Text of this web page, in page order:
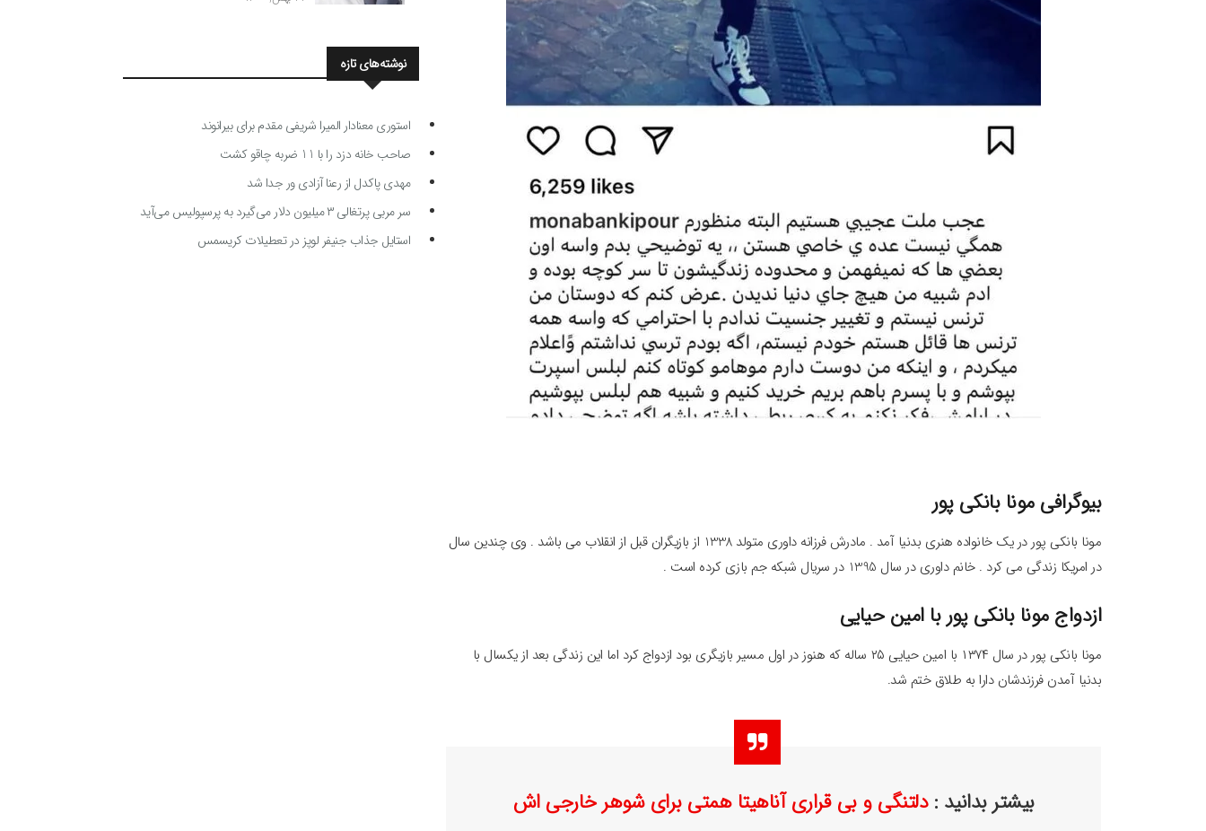
بیوگرافی مونا بانکی پور
مونا بانکی پور در یک خانواده هنری بدنیا آمد . مادرش فرزانه داوری متولد 1338 از بازیگران قبل از انقلاب می باشد . وی چندین سال
در امریکا زندگی می کرد . خانم داوری در سال 1395 در سریال شبکه جم بازی کرده است .
ازدواج مونا بانکی پور با امین حیایی
مونا بانکی پور در سال ۱۳۷۴ با امین حیایی ۲۵ ساله که هنوز در اول مسیر بازیگری بود ازدواج کرد اما این زندگی بعد از یکسال با
بدنیا آمدن فرزندشان دارا به طلاق ختم شد.
بیشتر بدانید :دلتنگی و بی قراری آناهیتا همتی برای شوهر خارجی اش
نوشته‌های تازه
استوری معنادار المیرا شریفی مقدم برای بیرانوند
صاحب خانه دزد را با 11 ضربه چاقو کشت
مهدی پاکدل از رعنا آزادی ور جدا شد
سر مربی پرتغالی ۳ میلیون دلار می‌گیرد به پرسپولیس می‌آید
استایل جذاب جنیفر لوپز در تعطیلات کریسمس